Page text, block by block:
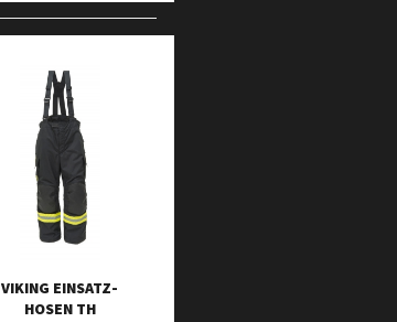
VIKING EINSATZ-
HOSEN TH